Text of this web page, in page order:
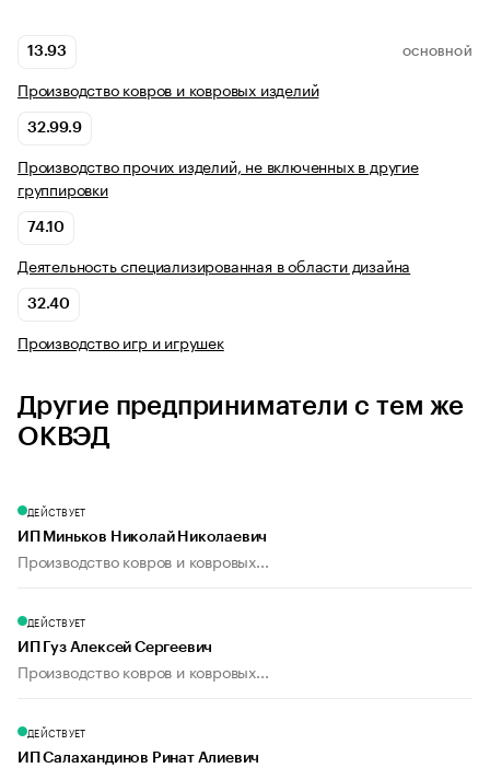
13.93 ОСНОВНОЙ
Производство ковров и ковровых изделий
32.99.9
Производство прочих изделий, не включенных в другие
группировки
74.10
Деятельность специализированная в области дизайна
32.40
Производство игр и игрушек
Другие предприниматели с тем же
ОКВЭД
ДЕЙСТВУЕТ
ИП Миньков Николай Николаевич
Производство ковров и ковровых...
ДЕЙСТВУЕТ
ИП Гуз Алексей Сергеевич
Производство ковров и ковровых...
ДЕЙСТВУЕТ
ИП Салахандинов Ринат Алиевич